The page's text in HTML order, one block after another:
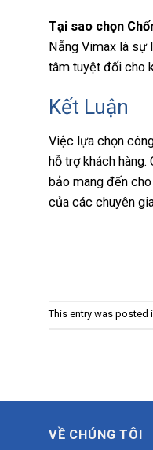
Tại sao chọn
Nẵng Vimax là sự
tâm tuyệt đối cho
Kết Luận
Việc lựa chọn
hỗ trợ khách
bảo mang đến
của các chuyên
This entry was posted
VỀ CHÚNG TÔI